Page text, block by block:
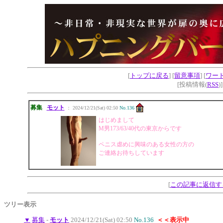
[ トップに戻る] [留意事項] [ワー
[投稿情報(RSS
募集 モット ： 2024/12/21(Sat) 02:50 No.136
はじめまして
M男173/63/40代の東京からです
ペニス虐めに興味のある女性の方の
ご連絡お待ちしています
[この記事に返信す
ツリー表示
▼ 募集 - モット 2024/12/21(Sat) 02:50 No.136 ＜＜表示中